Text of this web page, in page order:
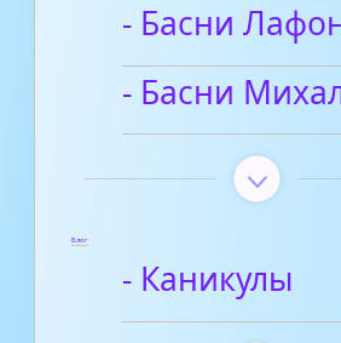
- Басни
- Басни
Блог
- Каникулы